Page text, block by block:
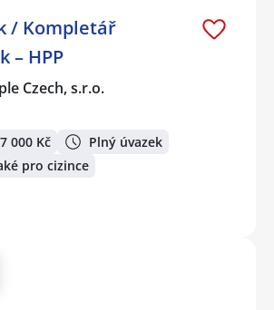
/ Kompletář
– HPP
Czech, s.r.o.
000 Kč
Plný úvazek
pro cizince